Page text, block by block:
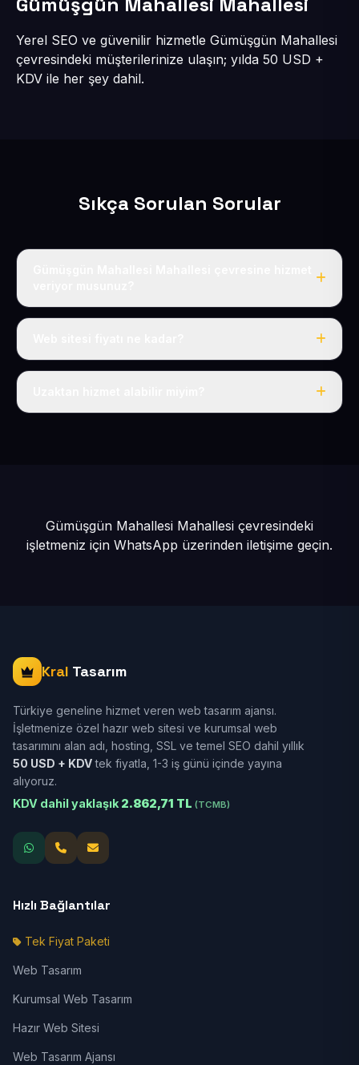
Yerel SEO ve güvenilir hizmetle Gümüşgün Mahallesi
çevresindeki müşterilerinize ulaşın; yılda 50 USD +
KDV ile her şey dahil.
Sıkça Sorulan Sorular
Evet, Gümüşgün Mahallesi dahil tüm Pınarbaşı ve
Tek fiyat: yılda 50 USD + KDV, her şey dahil.
Gümüşgün Mahallesi Mahallesi çevresindeki
işletmeniz için WhatsApp üzerinden iletişime geçin.
Kral Tasarım
Türkiye geneline hizmet veren web tasarım ajansı.
İşletmenize özel hazır web sitesi ve kurumsal web
tasarımını alan adı, hosting, SSL ve temel SEO dahil yıllık
50 USD + KDVtek fiyatla, 1-3 iş günü içinde yayına
alıyoruz.
KDV dahil yaklaşık 2.862,71 TL (TCMB)
Hızlı Bağlantılar
Tek Fiyat Paketi
Web Tasarım
Kurumsal Web Tasarım
Hazır Web Sitesi
Web Tasarım Ajansı